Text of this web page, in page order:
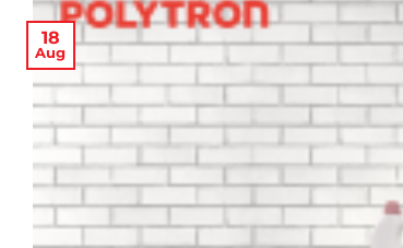
18
Aug